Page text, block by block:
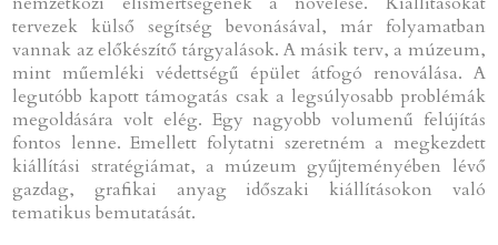
tervezek külső segítség bevonásával, már folyamatban
vannak az előkészítő tárgyalások. A másik terv, a múzeum,
mint műemléki védettségű épület átfogó renoválása. A
legutóbb kapott támogatás csak a legsúlyosabb problémák
megoldására volt elég. Egy nagyobb volumenű felújítás
fontos lenne. Emellett folytatni szeretném a megkezdett
kiállítási stratégiámat, a múzeum gyűjteményében lévő
gazdag, grafikai anyag időszaki kiállításokon való
tematikus bemutatását.